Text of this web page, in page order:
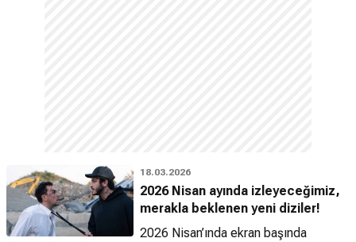
18.03.2026
2026 Nisan ayında izleyeceğimiz,
merakla beklenen yeni diziler!
2026 Nisan’ında ekran başında